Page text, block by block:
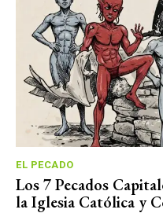
EL PECADO
Los 7 Pecados
la Iglesia Católica y